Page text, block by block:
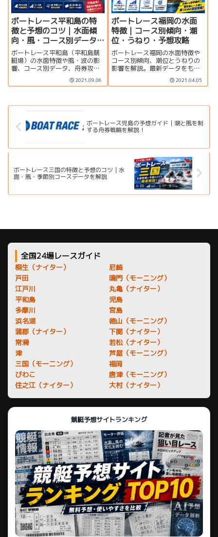
ボートレース平和島の特
徴と予想のコツ｜水面傾
向・風・コース別データ
を徹底解説
ボートレース平和島（平和島競
艇場）の水面特徴や風・波の影
響、コース別データ、舟券攻略
のポイントを徹底解説。地元レ
ーサーや場内施設、アクセス情
ています。
2021.09.06
ボートレース福岡の水面
特徴｜コース別傾向・潮
位・うねり・予想攻略
ボートレース福岡の水面特徴や
コース別傾向、潮位とうねりの
影響を解説。最新データをもと
に、イン逃げと3コースの狙い
目、季節別傾向、企画番組、地
2021.04.05
ボートレース児島の予想ガイド｜潮と風を制
する舟券戦略を解説！
ボートレース三国の特徴と予想のコツ｜水
面・風・季節別コースデータを解説
全国24場レースガイド
桐生（ナイター）
戸田
江戸川
平和島
多摩川
浜名湖
蒲郡（ナイター）
常滑
津
三国（モーニング）
びわこ
住之江（ナイター）
尼崎
鳴門（モーニング）
丸亀（ナイター）
児島
宮島
徳山（モーニング）
下関（ナイター）
若松（ナイター）
芦屋（モーニング）
福岡
唐津（モーニング）
大村（ナイター）
競艇予想サイトランキング